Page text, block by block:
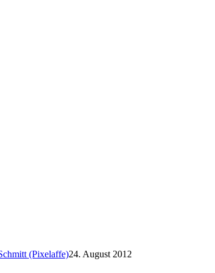
(Pixelaffe)24. August 2012